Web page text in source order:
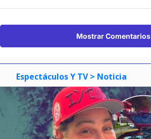
Mostrar Comentarios
Espectáculos Y TV > Noticia